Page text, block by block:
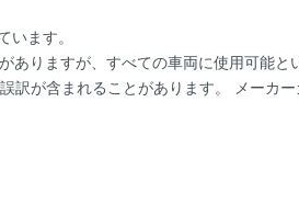
ます。
りますが、すべての車両に使用可能と
が含まれることがあります。 メーカ